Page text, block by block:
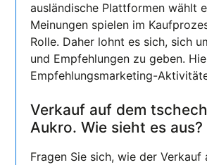
ausländische Plattformen wählt
Meinungen spielen im
Rolle. Daher lohnt es sich, sich
und Empfehlungen zu geben.
Empfehlungsmarketing-
Verkauf auf dem
Aukro. Wie sieht es aus?
Fragen Sie sich, wie der Verkauf